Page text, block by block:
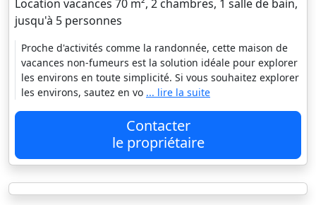
Location vacances 70 m², 2 chambres, 1 salle de bain,
jusqu'à 5 personnes
Proche d'activités comme la randonnée, cette maison de
vacances non-fumeurs est la solution idéale pour explorer
les environs en toute simplicité. Si vous souhaitez explorer
les environs, sautez en vo ... lire la suite
Contacter
le propriétaire